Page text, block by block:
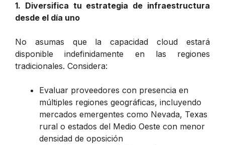
1. Diversifica tu estrategia de infraestructura
desde el día uno
No asumas que la capacidad cloud estará
disponible indefinidamente en las regiones
tradicionales. Considera:
Evaluar proveedores con presencia en
múltiples regiones geográficas, incluyendo
mercados emergentes como Nevada, Texas
rural o estados del Medio Oeste con menor
densidad de oposición